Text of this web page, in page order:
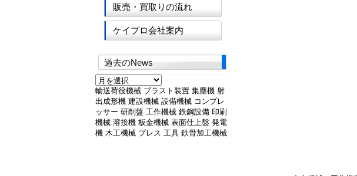
販売・買取りの流れ
ケイプロ会社案内
過去のNews
過
去
の
News
輸送荷役機械 ブラスト装置 集塵機 射
出成形機 建設機械 設備機械 コンプレ
ッサー 研削盤 工作機械 鉄鋼設備 印刷
機械 溶接機 板金機械 表面仕上盤 発電
機 木工機械 プレス 工具 鉄骨加工機械